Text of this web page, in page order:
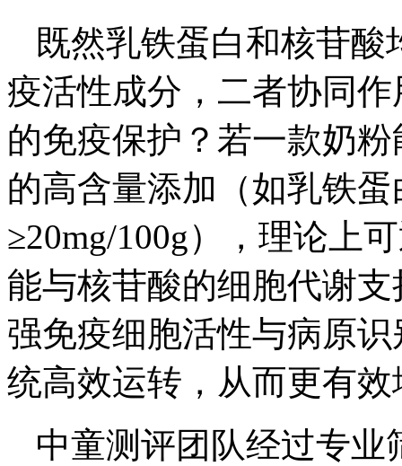
既然乳铁蛋白和核苷
疫活性成分，二者协同
的免疫保护？若一款奶
的高含量添加（如乳铁
≥20mg/100g），理论上
能与核苷酸的细胞代谢
强免疫细胞活性与病原
统高效运转，从而更有
中童测评团队经过专业